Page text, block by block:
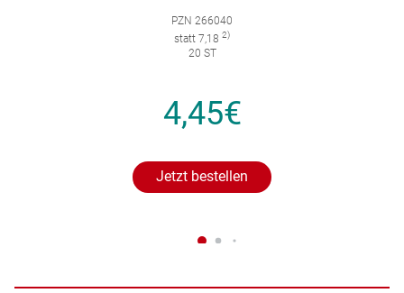
PZN 266040
statt 7,18 2)
20 ST
4,45€
Jetzt bestellen